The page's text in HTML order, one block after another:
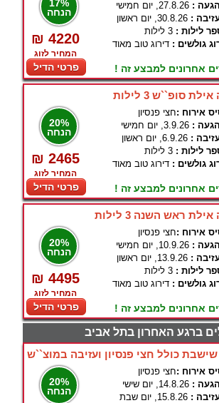
17%
הנחה
₪ 4220
המחיר לזוג
פרטי הדיל
: 27.8.26, יום חמישי
: 30.8.26, יום ראשון
לילות : 3 לילות
גולשים : דירוג טוב מאוד
אחרונים למבצע זה !
סופ``ש 3 לילות
20%
הנחה
₪ 2465
המחיר לזוג
פרטי הדיל
אירוח :חצי פנסיון
: 3.9.26, יום חמישי
: 6.9.26, יום ראשון
לילות : 3 לילות
גולשים : דירוג טוב מאוד
אחרונים למבצע זה !
ראש השנה 3 לילות
20%
הנחה
₪ 4495
המחיר לזוג
פרטי הדיל
אירוח :חצי פנסיון
: 10.9.26, יום חמישי
: 13.9.26, יום ראשון
לילות : 3 לילות
גולשים : דירוג טוב מאוד
אחרונים למבצע זה !
ברגע האחרון בתל אביב
20%
הנחה
אירוח :חצי פנסיון
: 14.8.26, יום שישי
: 15.8.26, יום שבת